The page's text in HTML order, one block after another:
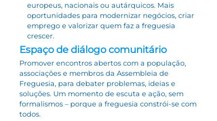
europeus, nacionais ou autárquicos. Mais
oportunidades para modernizar negócios, criar
emprego e valorizar quem faz a freguesia
crescer.
Espaço de diálogo comunitário
Promover encontros abertos com a população,
associações e membros da Assembleia de
Freguesia, para debater problemas, ideias e
soluções. Um momento de escuta e ação, sem
formalismos – porque a freguesia constrói-se com
todos.